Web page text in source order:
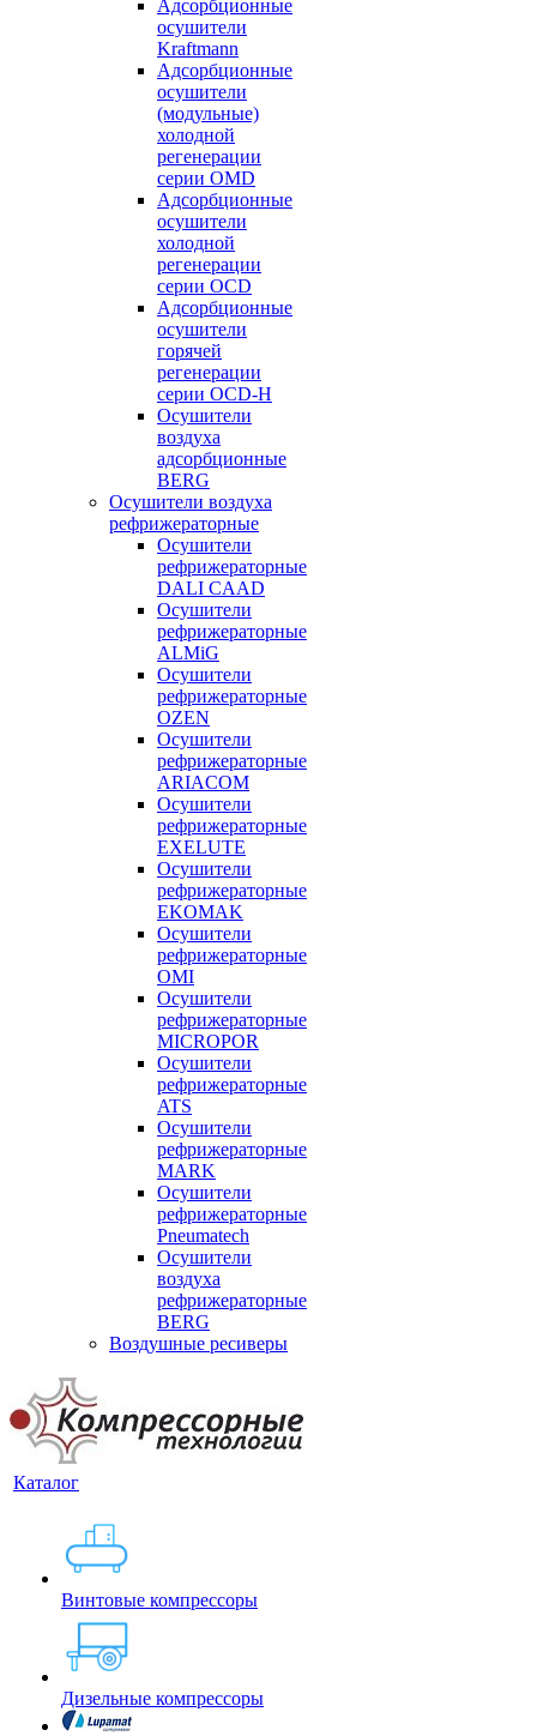
Адсорбционные
осушители
Kraftmann
Адсорбционные
осушители
(модульные)
холодной
регенерации
серии OMD
Адсорбционные
осушители
холодной
регенерации
серии OCD
Адсорбционные
осушители
горячей
регенерации
серии OСD-H
Осушители
воздуха
адсорбционные
BERG
Осушители воздуха
рефрижераторные
Осушители
рефрижераторные
DALI CAAD
Осушители
рефрижераторные
ALMiG
Осушители
рефрижераторные
OZEN
Осушители
рефрижераторные
ARIACOM
Осушители
рефрижераторные
EXELUTE
Осушители
рефрижераторные
EKOMAK
Осушители
рефрижераторные
OMI
Осушители
рефрижераторные
MICROPOR
Осушители
рефрижераторные
ATS
Осушители
рефрижераторные
MARK
Осушители
рефрижераторные
Pneumatech
Осушители
воздуха
рефрижераторные
BERG
Воздушные ресиверы
Каталог
Винтовые компрессоры
Дизельные компрессоры